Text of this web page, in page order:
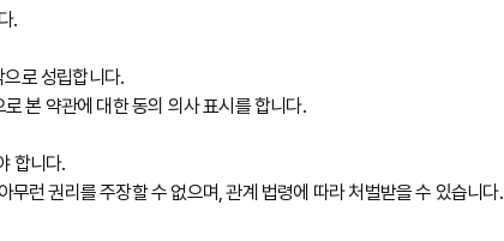
.
로 성립합니다.
본 약관에 대한 동의 의사 표시를 합니다.
합니다.
런 권리를 주장할 수 없으며, 관계 법령에 따라 처벌받을 수 있습니다.